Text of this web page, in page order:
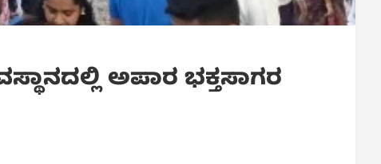
ಅಪಾರ ಭಕ್ತಸಾಗರ